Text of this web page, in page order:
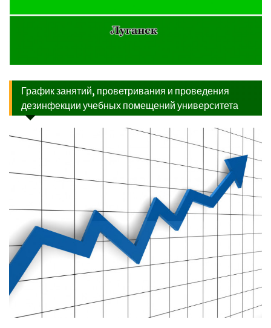
График занятий, проветривания и проведения
дезинфекции учебных помещений университета